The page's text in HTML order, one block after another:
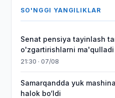
SO'NGGI YANGILIKLAR
Senat pensiya tayinlash
o'zgartirishlarni ma'qulladi
21:30 · 07/08
Samarqandda yuk
halok bo‘ldi